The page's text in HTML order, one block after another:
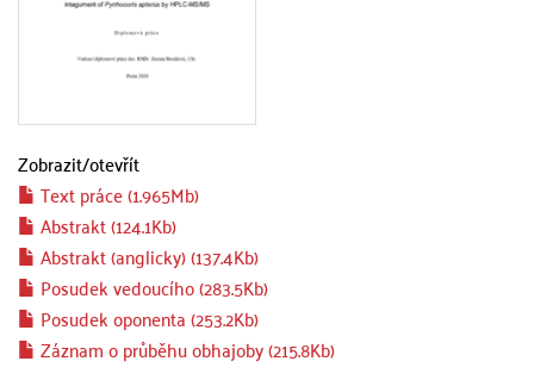
Zobrazit/otevřít
Text práce (1.965Mb)
Abstrakt (124.1Kb)
Abstrakt (anglicky) (137.4Kb)
Posudek vedoucího (283.5Kb)
Posudek oponenta (253.2Kb)
Záznam o průběhu obhajoby (215.8Kb)